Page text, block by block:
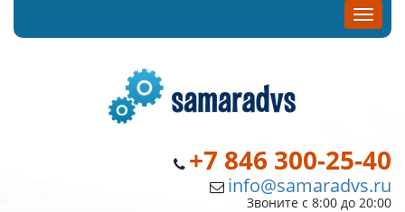
+7 846 300-25-40
info@samaradvs.ru
Звоните с 8:00 до 20:00